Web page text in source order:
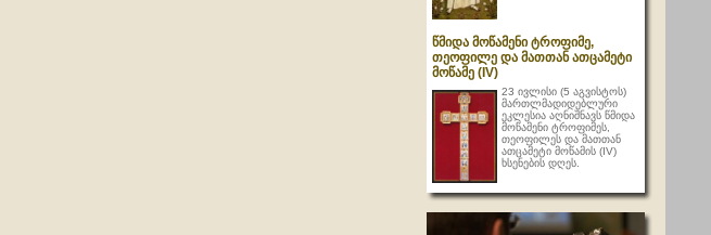
წმიდა მოწამენი ტროფიმე,
თეოფილე და მათთან ათცამეტი
მოწამე (IV)
23 ივლისი (5 აგვისტოს)
მართლმადიდებლური
ეკლესია აღნიშნავს წმიდა
მოწამენი ტროფიმეს,
თეოფილეს და მათთან
ათცამეტი მოწამის (IV)
ხსენების დღეს.